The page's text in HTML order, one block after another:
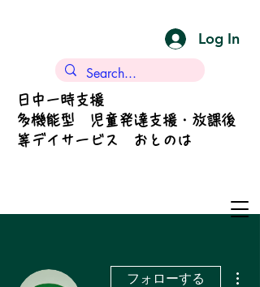
Log In
日中一時支援
多機能型 児童発達支援・放課後
等デイサービス おとのは
フォローする